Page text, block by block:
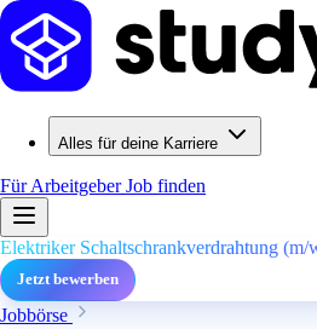
Alles für deine Karriere
Für ArbeitgeberJob finden
Elektriker Schaltschrankverdrahtung (m/
Jetzt bewerben
Jobbörse